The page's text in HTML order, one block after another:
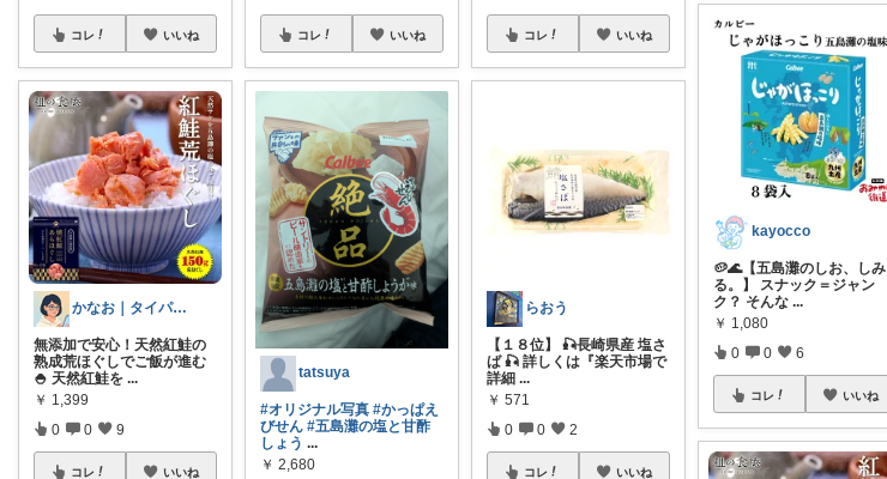
コレ いいね
かなお｜タイパ優先のモノ選び
無添加で安心！天然紅鮭の
熟成荒ほぐしでご飯が進む
🍚 天然紅鮭を ...
￥ 1,399
0 0 9
コレ いいね
コレ いいね
tatsuya
#オリジナル写真 #かっぱえ
びせん #五島灘の塩と甘酢
しょう ...
￥ 2,680
コレ いいね
らおう
【１８位】 🎣長崎県産 塩さ
ば 🎣 詳しくは『楽天市場で
詳細 ...
￥ 571
0 0 2
コレ いいね
kayocco
🥔🌊【五島灘のしお、しみ
る。】 スナック＝ジャン
ク？ そんな ...
￥ 1,080
0 0 6
コレ いいね